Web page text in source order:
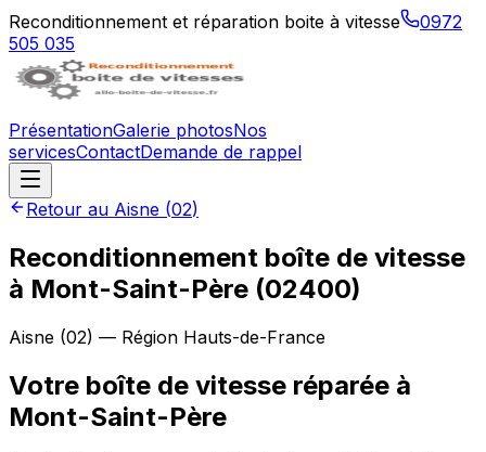
Reconditionnement et réparation boite à vitesse
0972
505 035
PrésentationGalerie photosNos
servicesContactDemande de rappel
Retour au Aisne (02)
Reconditionnement boîte de vitesse
à Mont-Saint-Père (02400)
Aisne (02) — Région Hauts-de-France
Votre boîte de vitesse réparée à
Mont-Saint-Père